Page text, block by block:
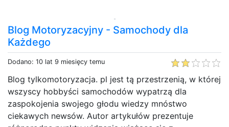
Blog Motoryzacyjny - Samochody dla
Każdego
Dodano: 10 lat 9 miesięcy temu
Blog tylkomotoryzacja. pl jest tą przestrzenią, w której
wszyscy hobbyści samochodów wypatrzą dla
zaspokojenia swojego głodu wiedzy mnóstwo
ciekawych newsów. Autor artykułów prezentuje